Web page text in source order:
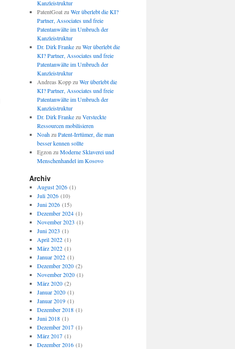
Kanzleistruktur
PatentGoatzu Wer überlebt die KI?
Partner, Associates und freie
Patentanwälte im Umbruch der
Kanzleistruktur
Dr. Dirk Frankezu Wer überlebt die
KI? Partner, Associates und freie
Patentanwälte im Umbruch der
Kanzleistruktur
Andreas Koppzu Wer überlebt die
KI? Partner, Associates und freie
Patentanwälte im Umbruch der
Kanzleistruktur
Dr. Dirk Frankezu Versteckte
Ressourcen mobilisieren
Noahzu Patent-Irrtümer, die man
besser kennen sollte
Egzon zu Moderne Sklaverei und
Menschenhandel im Kosovo
Archiv
August 2026(1)
Juli 2026(10)
Juni 2026(15)
Dezember 2024(1)
November 2023 (1)
Juni 2023 (1)
April 2022(1)
März 2022(1)
Januar 2022(1)
Dezember 2020(2)
November 2020(1)
März 2020(2)
Januar 2020(1)
Januar 2019(1)
Dezember 2018(1)
Juni 2018(1)
Dezember 2017(1)
März 2017(1)
Dezember 2016(1)